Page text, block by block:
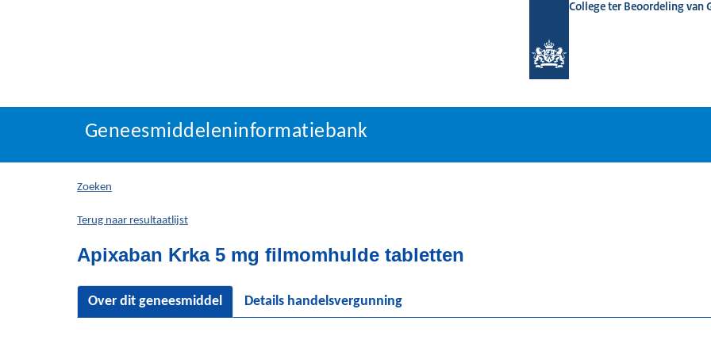
College ter Beoordeling van
Geneesmiddeleninformatiebank
U
hier:
Geneesmiddeleninformatiebank
Zoeken
Terug naar resultaatlijst
Apixaban Krka 5 mg filmomhulde tabletten
Over dit geneesmiddel Details handelsvergunning